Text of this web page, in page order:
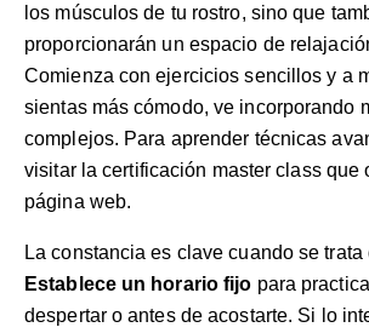
los músculos de tu rostro, sino que
proporcionarán un espacio de
Comienza con ejercicios sencillos y a
sientas más cómodo, ve incorporando
complejos. Para aprender técnicas
visitar lacertificación master classque
página web.
La constancia es clave cuando se trata
Establece un horario fijo para
despertar o antes de acostarte. Si lo